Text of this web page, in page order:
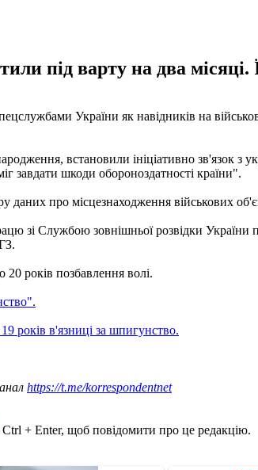
під варту на два місяці.
України як навідників на
встановили ініціативно зв'язок
завдати шкоди обороноздатності країни".
даних про місцезнаходження військових
зі Службою зовнішньої розвідки України
20 років позбавлення волі.
років в'язниці за шпигунство.
https://t.me/korrespondentnet
Ctrl + Enter, щоб повідомити про це редакцію.